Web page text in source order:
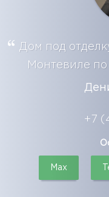
Дом под
Монтевиле
+7
Max